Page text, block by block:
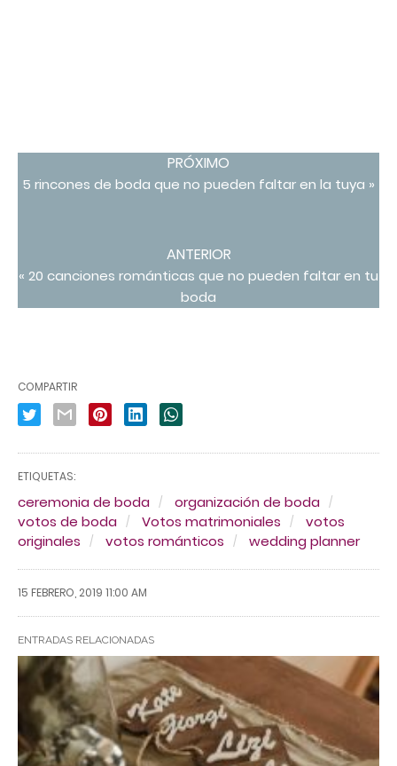
PRÓXIMO
5 rincones de boda que no pueden faltar en la tuya »
ANTERIOR
« 20 canciones románticas que no pueden faltar en tu
boda
COMPARTIR
ETIQUETAS:
ceremonia de boda
organización de boda
votos de boda
Votos matrimoniales
votos
originales
votos románticos wedding planner
15 FEBRERO, 2019 11:00 AM
ENTRADAS RELACIONADAS